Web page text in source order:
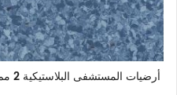
أرضيات المستشفى البلاستيكية 2 مم أرضيات الفينيل المتجانسة